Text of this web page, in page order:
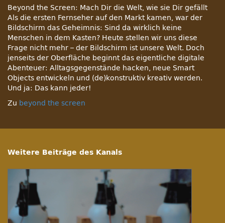
Beyond the Screen: Mach Dir die Welt, wie sie Dir gefällt
Als die ersten Fernseher auf den Markt kamen, war der
Bildschirm das Geheimnis: Sind da wirklich keine
Menschen in dem Kasten? Heute stellen wir uns diese
Frage nicht mehr – der Bildschirm ist unsere Welt. Doch
jenseits der Oberfläche beginnt das eigentliche digitale
Abenteuer: Alltagsgegenstände hacken, neue Smart
Objects entwickeln und (de)konstruktiv kreativ werden.
Und ja: Das kann jeder!
Zu beyond the screen
Weitere Beiträge des Kanals